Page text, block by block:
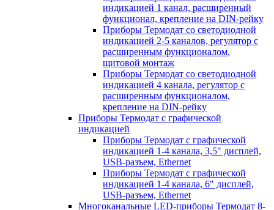
индикацией 1 канал, расширенный
функционал, крепление на DIN-рейку
Приборы Термодат со светодиодной
индикацией 2-5 каналов, регулятор с
расширенным функционалом,
щитовой монтаж
Приборы Термодат со светодиодной
индикацией 4 канала, регулятор с
расширенным функционалом,
крепление на DIN-рейку
Приборы Термодат с графической
индикацией
Приборы Термодат с графической
индикацией 1-4 канала, 3,5" дисплей,
USB-разъем, Ethernet
Приборы Термодат с графической
индикацией 1-4 канала, 6" дисплей,
USB-разъем, Ethernet
Многоканальные LED-приборы Термодат 8-